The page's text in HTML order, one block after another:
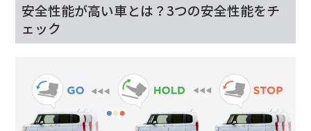
安全性能が高い車とは？3つの安全性能をチ
ェック